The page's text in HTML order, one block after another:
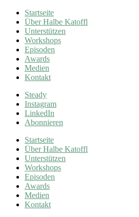
Startseite
Über Halbe Katoffl
Unterstützen
Workshops
Episoden
Awards
Medien
Kontakt
Steady
Instagram
LinkedIn
Abonnieren
Startseite
Über Halbe Katoffl
Unterstützen
Workshops
Episoden
Awards
Medien
Kontakt